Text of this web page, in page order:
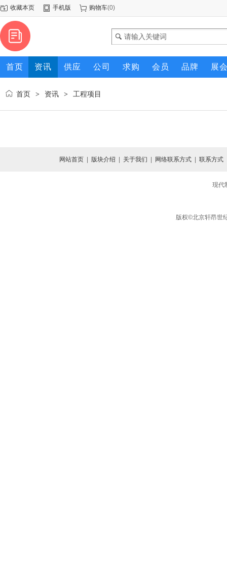
收藏本页 手机版 购物车(0)
首页 资讯 供应 公司 求购 会员 品牌 展
首页 > 资讯 > 工程项目
网站首页| 版块介绍 关于我们 网络联系方式| 联系方式
现代
版权©北京轩昂世